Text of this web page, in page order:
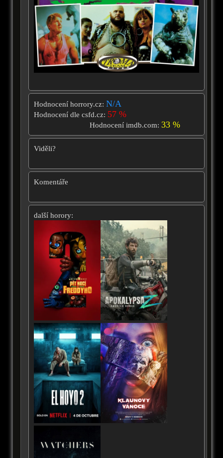
Hodnocení horrory.cz: N/A
Hodnocení dle csfd.cz: 57 %
Hodnocení imdb.com:33 %
Viděli?
Komentáře
další horory: